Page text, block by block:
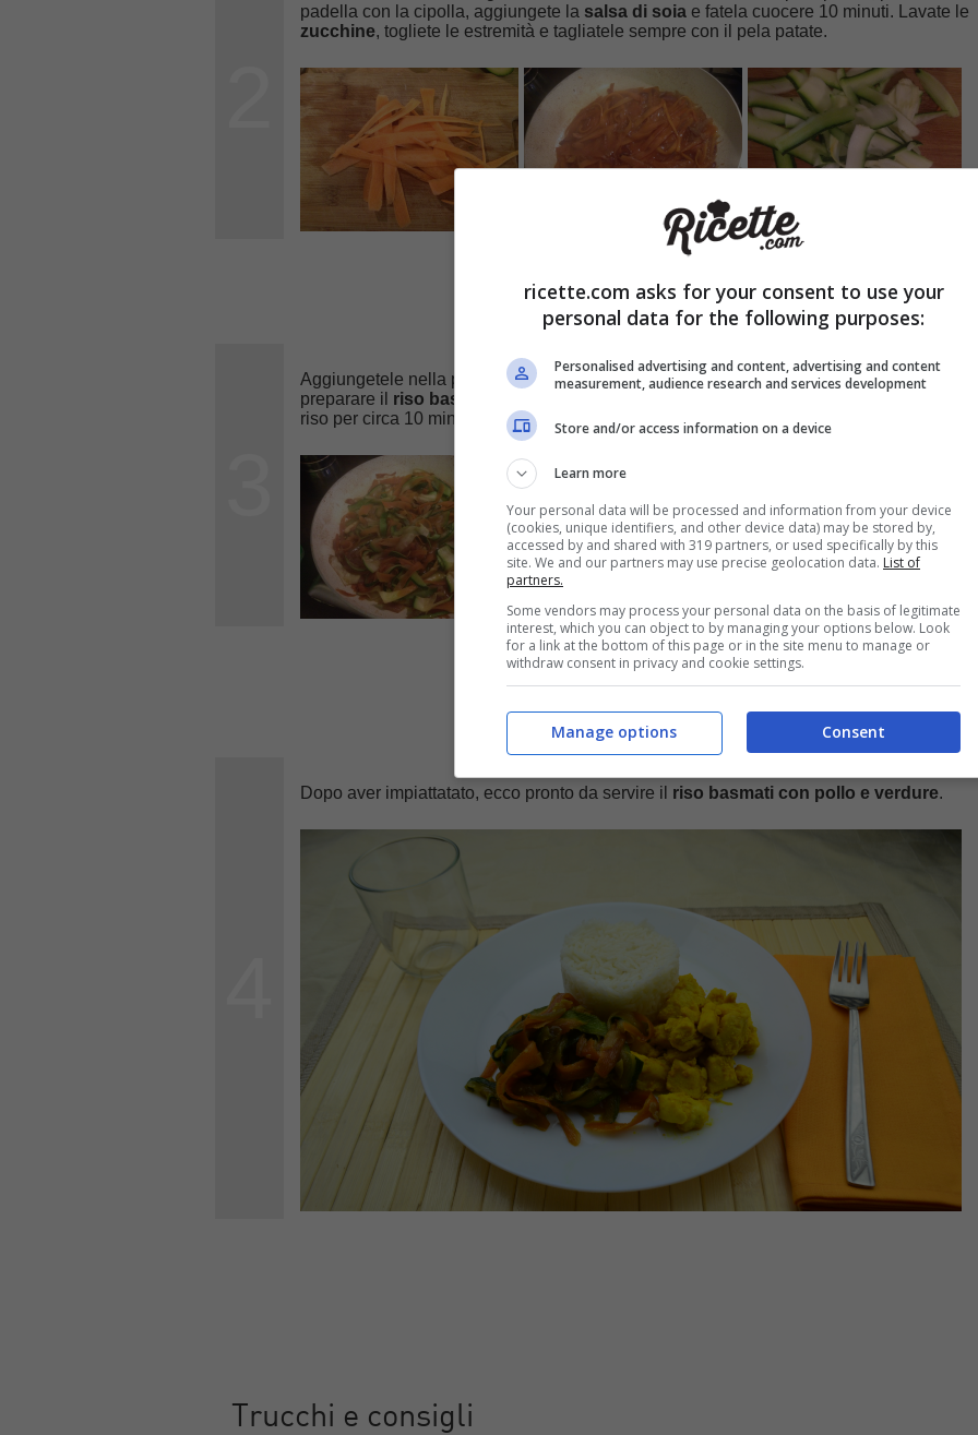
padella con la cipolla, aggiungete la salsa di soia e fatela cuocere 10 minuti. Lavate le
zucchine, togliete le estremità e tagliatele sempre con il pela patate.
Aggiungetele nella padella, mettete ilsalee fate cuocere il tutto altri 10 minuti. Poi
preparare il riso basmati
riso per circa 10 minuti poi scolatelo ed aggiungete all’interno dell’
olio extravergine di
Dopo aver impiattatato, ecco pronto da servire il riso basmati con pollo e verdure.
Trucchi e consigli
ricette.com asks for your consent to use your
personal data for the following purposes:
Personalised advertising and content, advertising and content
measurement, audience research and services development
Store and/or access information on a device
Learn more
Your personal data will be processed and information from your device
(cookies, unique identifiers, and other device data) may be stored by,
accessed by and shared with 319 partners, or used specifically by this
site. We and our partners may use precise geolocation data. List of
partners.
Some vendors may process your personal data on the basis of legitimate
interest, which you can object to by managing your options below. Look
for a link at the bottom of this page or in the site menu to manage or
withdraw consent in privacy and cookie settings.
Consent
Manage options